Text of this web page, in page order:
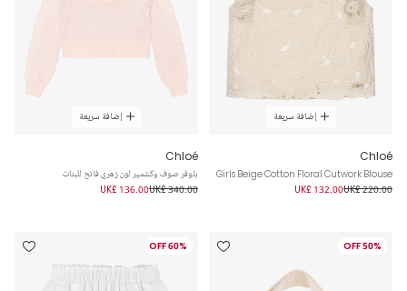
إضافة سريعة
Chloé
Girls Beige Cotton Floral Cutwork Blouse
UK£ 220.00
UK£ 132.00
إضافة سريعة
Chloé
بلوفر صوف وكشمير لون زهري فاتح للبنات
UK£ 340.00
UK£ 136.00
50% OFF
60% OFF